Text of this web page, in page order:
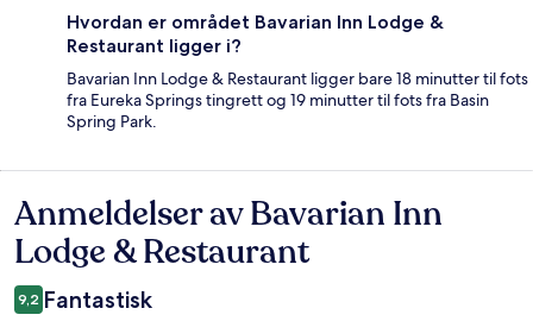
Hvordan er området Bavarian Inn Lodge &
Restaurant ligger i?
Bavarian Inn Lodge & Restaurant ligger bare 18 minutter til fots
fra Eureka Springs tingrett og 19 minutter til fots fra Basin
Spring Park.
Anmeldelser
Anmeldelser av Bavarian Inn
Lodge & Restaurant
9,2 Fantastisk